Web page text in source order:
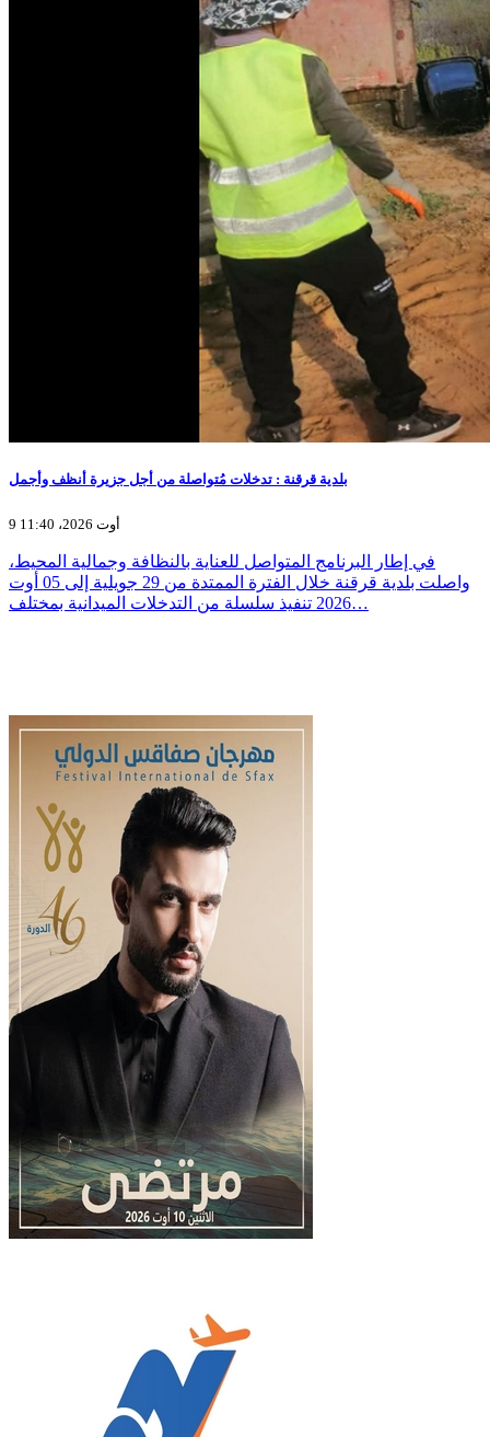
بلدية قرقنة : تدخلات مُتواصلة من أجل جزيرة أنظف وأجمل
9 أوت 2026، 11:40
في إطار البرنامج المتواصل للعناية بالنظافة وجمالية المحيط،
واصلت بلدية قرقنة خلال الفترة الممتدة من 29 جويلية إلى 05 أوت
2026 تنفيذ سلسلة من التدخلات الميدانية بمختلف…